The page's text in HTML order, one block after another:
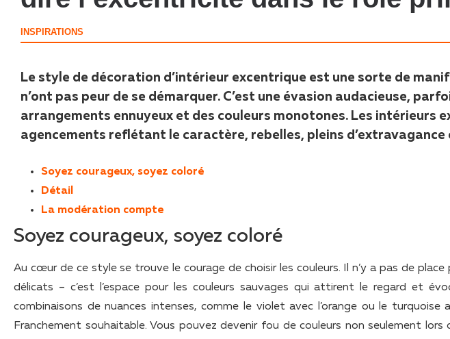
INSPIRATIONS
Le style de décoration d’intérieur excentrique est une sorte de
n’ont pas peur de se démarquer. C’est une évasion audacieuse,
arrangements ennuyeux et des couleurs monotones. Les intérieurs
agencements reflétant le caractère, rebelles, pleins d’extravagance
Soyez courageux, soyez coloré
Détail
La modération compte
Soyez courageux, soyez coloré
Au cœur de ce style se trouve le courage de choisir les couleurs. Il n’y a pas de
délicats – c’est l’espace pour les couleurs sauvages qui attirent le regard et
combinaisons de nuances intenses, comme le violet avec l’orange ou le turquoise
Franchement souhaitable. Vous pouvez devenir fou de couleurs non seulement lors